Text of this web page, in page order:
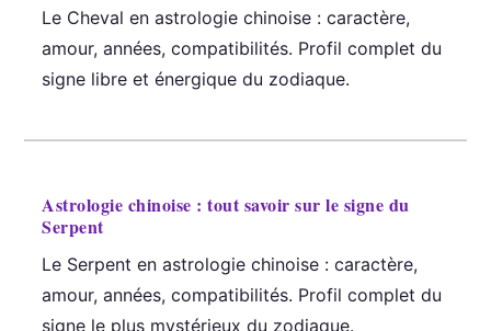
Le Cheval en astrologie chinoise : caractère,
amour, années, compatibilités. Profil complet du
signe libre et énergique du zodiaque.
Astrologie chinoise : tout savoir sur le signe du
Serpent
Le Serpent en astrologie chinoise : caractère,
amour, années, compatibilités. Profil complet du
signe le plus mystérieux du zodiaque.